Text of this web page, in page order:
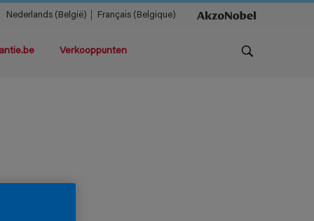
Nederlands (België) Français (Belgique)
Verkooppunten